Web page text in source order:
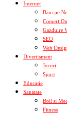
Internet
Bani pe
Comert
Gazduire
SEO
Web
Divertisment
Jocuri
Sport
Educatie
Sanatate
Boli si
Fitness